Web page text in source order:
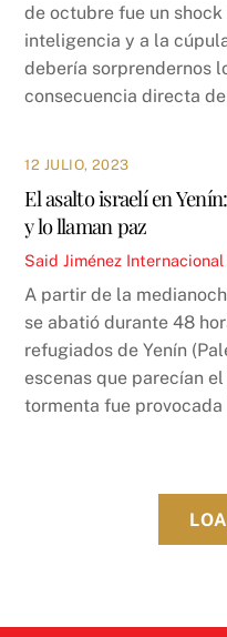
de octubre fue un
inteligencia y a la
debería sorprendernos
consecuencia directa
12 JULIO, 2023
El asalto israelí en
y lo llaman paz
Said Jiménez Internacional
A partir de la
se abatió durante 48
refugiados de Yenín
escenas que parecían
tormenta fue